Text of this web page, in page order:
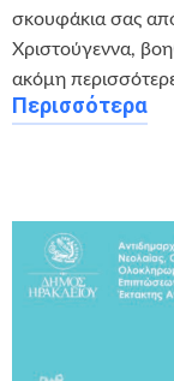
σκουφάκια σας
Χριστούγεννα,
ακόμη
Περισσότερα